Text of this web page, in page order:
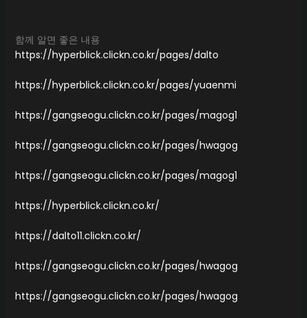
함께 알면 좋은 내용
https://hyperblick.clickn.co.kr/pages/dalto
https://hyperblick.clickn.co.kr/pages/yuaenmi
https://gangseogu.clickn.co.kr/pages/magog1
https://gangseogu.clickn.co.kr/pages/hwagog
https://gangseogu.clickn.co.kr/pages/magog1
https://hyperblick.clickn.co.kr/
https://dalto11.clickn.co.kr/
https://gangseogu.clickn.co.kr/pages/hwagog
https://gangseogu.clickn.co.kr/pages/hwagog